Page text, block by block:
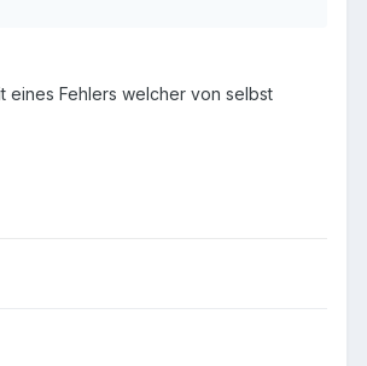
eines Fehlers welcher von selbst